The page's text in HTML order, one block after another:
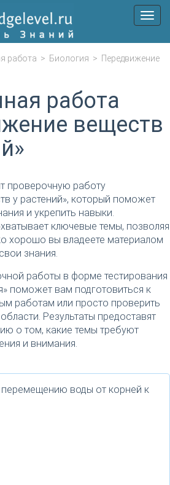
Меню
работа > Биология > Передвижение
работа
веществ
проверочную работу
у растений», который поможет
и укрепить навыки.
ключевые темы, позволяя
хорошо вы владеете материалом
знания.
работы в форме тестирования
поможет вам подготовиться к
работам или просто проверить
Результаты предоставят
о том, какие темы требуют
и внимания.
перемещению воды от корней к